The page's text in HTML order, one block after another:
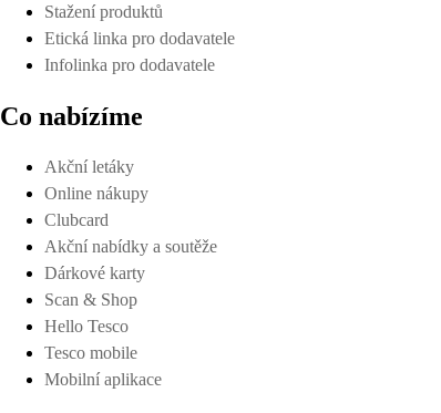
Stažení produktů
Etická linka pro dodavatele
Infolinka pro dodavatele
Co nabízíme
Akční letáky
Online nákupy
Clubcard
Akční nabídky a soutěže
Dárkové karty
Scan & Shop
Hello Tesco
Tesco mobile
Mobilní aplikace